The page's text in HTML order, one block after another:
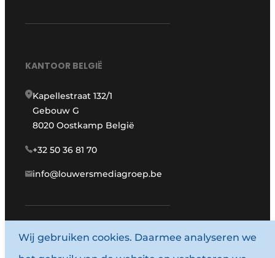
KANTOOR BELGIË
Kapellestraat 132/1
Gebouw G
8020 Oostkamp België
+32 50 36 81 70
info@louwersmediagroep.be
www.louwersmediagroep.com
Wij gebruiken cookies. Daarmee analyseren we